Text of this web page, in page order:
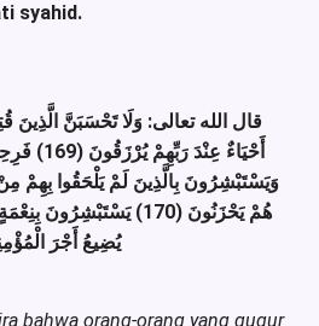
syahid.
قال الله تعالى: وَلَا تَحْسَبَنَّ الَّذِينَ
أَحْيَاءٌ
وَيَسْتَبْشِرُونَ بِالَّذِينَ لَمْ يَلْحَقُوا بِهِمْ
هُمْ يَحْزَنُونَ (170)
يُضِيعُ أَجْرَ
bahwa orang-orang yang gugur